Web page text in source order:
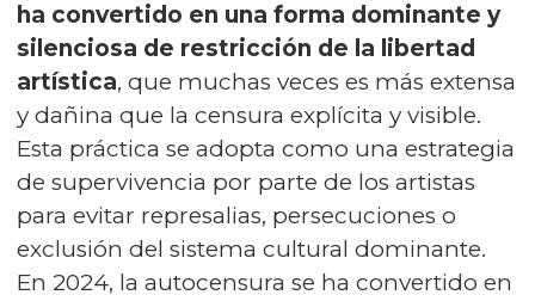
ha convertido en una forma dominante y
silenciosa de restricción de la libertad
artística, que muchas veces es más extensa
y dañina que la censura explícita y visible.
Esta práctica se adopta como una estrategia
de supervivencia por parte de los artistas
para evitar represalias, persecuciones o
exclusión del sistema cultural dominante.
En 2024, la autocensura se ha convertido en